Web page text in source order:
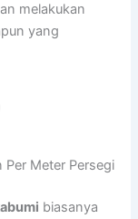
melakukan
yang
Per Meter Persegi
biasanya